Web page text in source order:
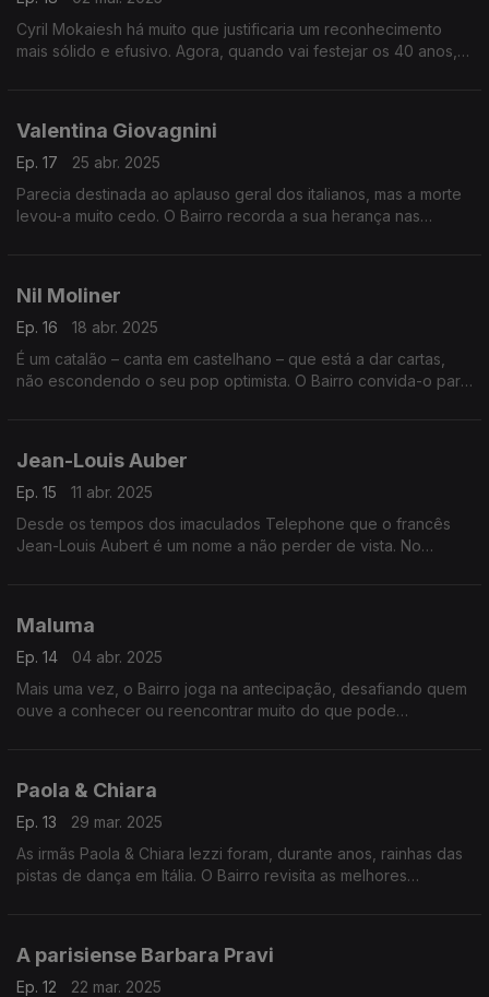
Cyril Mokaiesh há muito que justificaria um reconhecimento
mais sólido e efusivo. Agora, quando vai festejar os 40 anos, o
Valentina Giovagnini
Ep. 17
25 abr. 2025
Parecia destinada ao aplauso geral dos italianos, mas a morte
levou-a muito cedo. O Bairro recorda a sua herança nas
Nil Moliner
Ep. 16
18 abr. 2025
É um catalão – canta em castelhano – que está a dar cartas,
não escondendo o seu pop optimista. O Bairro convida-o para
Jean-Louis Auber
Ep. 15
11 abr. 2025
Desde os tempos dos imaculados Telephone que o francês
Jean-Louis Aubert é um nome a não perder de vista. No
Maluma
Ep. 14
04 abr. 2025
Mais uma vez, o Bairro joga na antecipação, desafiando quem
ouve a conhecer ou reencontrar muito do que pode
Paola & Chiara
Ep. 13
29 mar. 2025
As irmãs Paola & Chiara Iezzi foram, durante anos, rainhas das
pistas de dança em Itália. O Bairro revisita as melhores
A parisiense Barbara Pravi
Ep. 12
22 mar. 2025